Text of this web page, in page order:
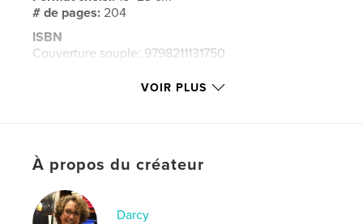
# de pages: 204
ISBN
Couverture souple: 9798211131750
VOIR PLUS
À propos du créateur
Darcy